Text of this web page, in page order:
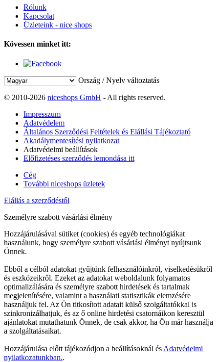
Rólunk
Kapcsolat
Üzleteink - nice shops
Kövessen minket itt:
Ország / Nyelv változtatás
© 2010-2026 niceshops GmbH - All rights reserved.
Impresszum
Adatvédelem
Általános Szerződési Feltételek és Elállási Tájékoztató
Akadálymentesítési nyilatkozat
Adatvédelmi beállítások
Előfizetéses szerződés lemondása itt
Cég
További niceshops üzletek
Elállás a szerződéstől
Személyre szabott vásárlási élmény
Hozzájárulásával sütiket (cookies) és egyéb technológiákat
használunk, hogy személyre szabott vásárlási élményt nyújtsunk
Önnek.
Ebből a célból adatokat gyűjtünk felhasználóinkról, viselkedésükről
és eszközeikről. Ezeket az adatokat weboldalunk folyamatos
optimalizálására és személyre szabott hirdetések és tartalmak
megjelenítésére, valamint a használati statisztikák elemzésére
használjuk fel. Az Ön titkosított adatait külső szolgáltatókkal is
szinkronizálhatjuk, és az ő online hirdetési csatornáikon keresztül
ajánlatokat mutathatunk Önnek, de csak akkor, ha Ön már használja
a szolgáltatásaikat.
Hozzájárulása előtt tájékozódjon a beállításoknál és Adatvédelmi
nyilatkozatunkban..